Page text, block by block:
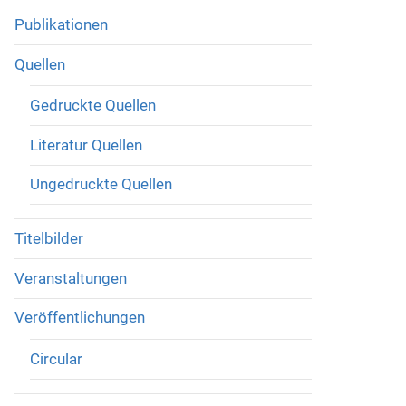
Publikationen
Quellen
Gedruckte Quellen
Literatur Quellen
Ungedruckte Quellen
Titelbilder
Veranstaltungen
Veröffentlichungen
Circular